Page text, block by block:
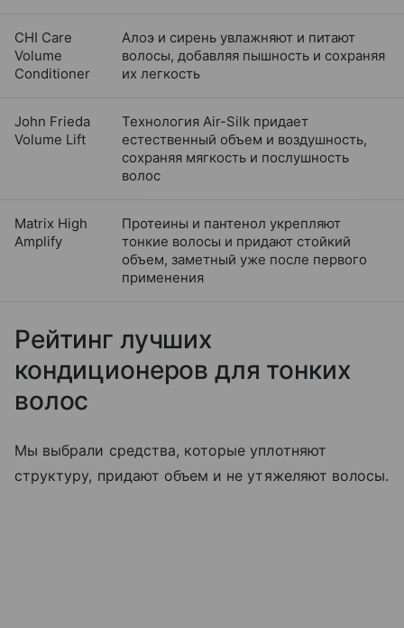
CHI Care
Volume
Conditioner
Алоэ и сирень увлажняют и питают
волосы, добавляя пышность и сохраняя
их легкость
John Frieda
Volume Lift
Технология Air-Silk придает
естественный объем и воздушность,
сохраняя мягкость и послушность
волос
Matrix High
Amplify
Протеины и пантенол укрепляют
тонкие волосы и придают стойкий
объем, заметный уже после первого
применения
Рейтинг лучших
кондиционеров для тонких
волос
Мы выбрали средства, которые уплотняют
структуру, придают объем и не утяжеляют волосы.